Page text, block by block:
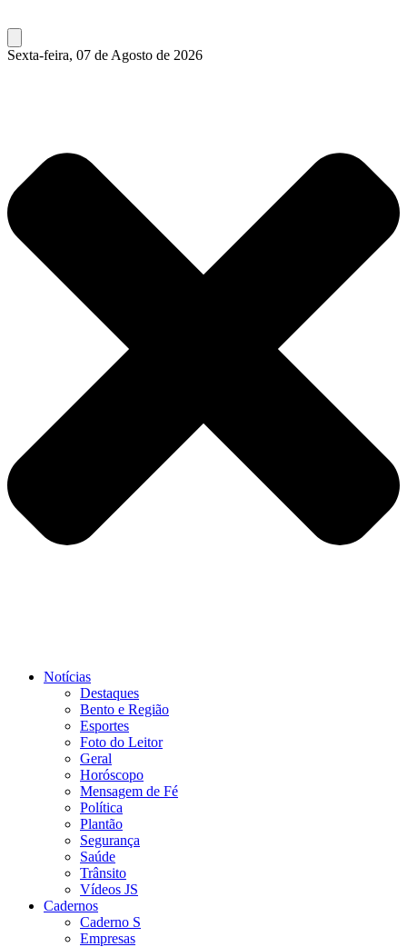
Sexta-feira, 07 de Agosto de 2026
Notícias
Destaques
Bento e Região
Esportes
Foto do Leitor
Geral
Horóscopo
Mensagem de Fé
Política
Plantão
Segurança
Saúde
Trânsito
Vídeos JS
Cadernos
Caderno S
Empresas